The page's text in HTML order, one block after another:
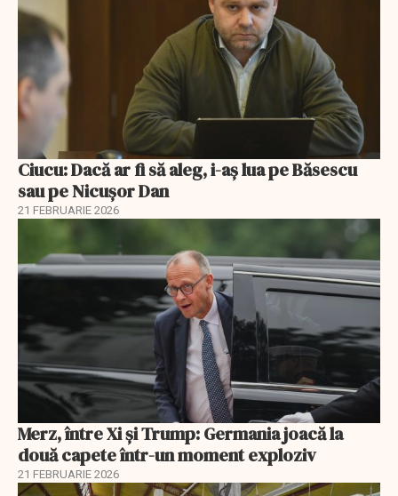
Ciucu: Dacă ar fi să aleg, i-aș lua pe Băsescu
sau pe Nicușor Dan
21 FEBRUARIE 2026
Merz, între Xi și Trump: Germania joacă la
două capete într-un moment exploziv
21 FEBRUARIE 2026